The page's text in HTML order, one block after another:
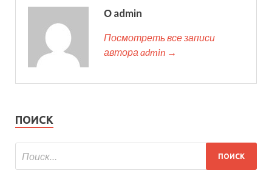
О admin
Посмотреть все записи
автора admin →
ПОИСК